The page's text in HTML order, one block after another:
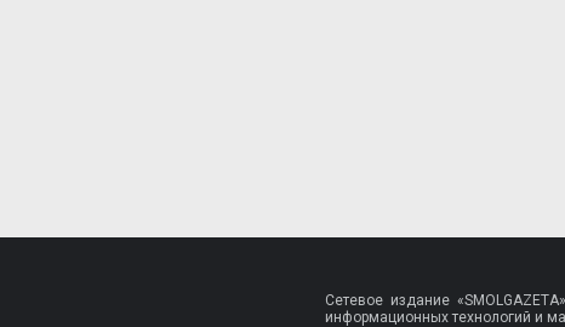
Сетевое издание
информационных технологий и